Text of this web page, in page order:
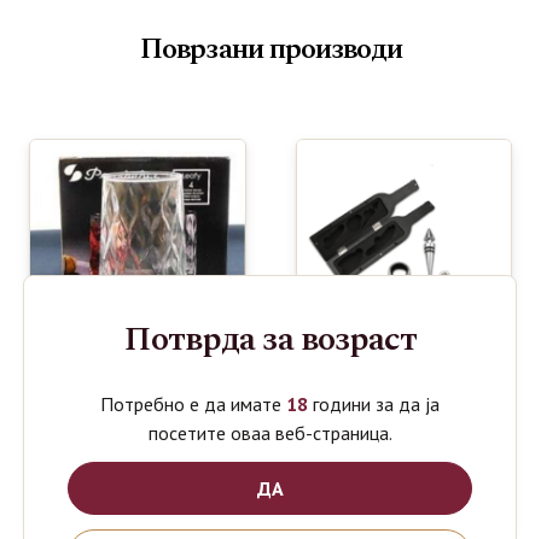
Поврзани производи
LEAFY BIG
450ml 4 set
800ден 1000ден
Потврда за возраст
Потребно е да имате 18 години за да ја
посетите оваа веб-страница.
ДА